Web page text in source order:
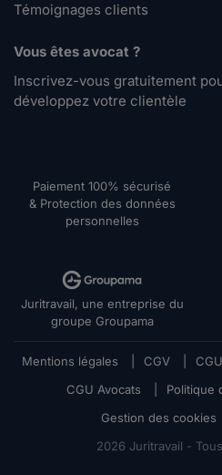
Témoignages clients
Vous êtes avocat ?
Inscrivez-vous gratuitement
développez votre clientèle
Paiement 100% sécurisé
& Protection des données
personnelles
Juritravail, une entreprise du
groupe Groupama
Mentions légales CGV
CGU Avocats
Politique
Gestion des cookies
2026 Juritravail -